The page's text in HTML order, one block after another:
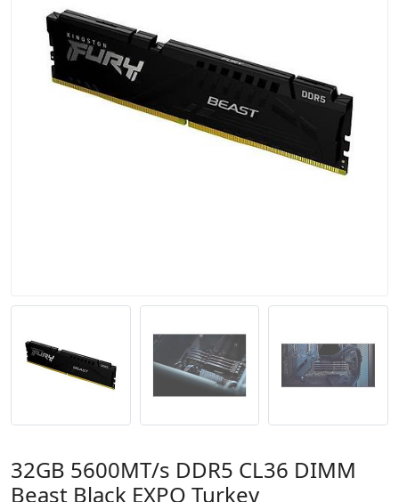
32GB 5600MT/s DDR5 CL36 DIMM
Beast Black EXPO Turkey